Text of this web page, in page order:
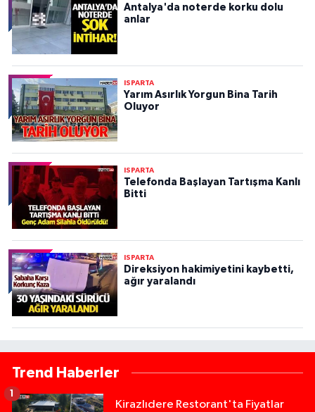
Antalya'da noterde korku dolu
anlar
ISPARTA
Yarım Asırlık Yorgun Bina Tarih
Oluyor
ISPARTA
Telefonda Başlayan Tartışma Kanlı
Bitti
ISPARTA
Direksiyon hakimiyetini kaybetti,
ağır yaralandı
Trend Haberler
Kirazlıdere Restorant'ta Fiyatlar
1